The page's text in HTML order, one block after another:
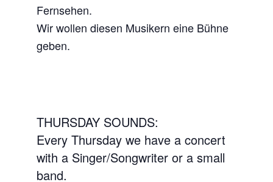
Fernsehen.
Wir wollen diesen Musikern eine Bühne
geben.
THURSDAY SOUNDS:
Every Thursday we have a concert
with a Singer/Songwriter or a small
band.